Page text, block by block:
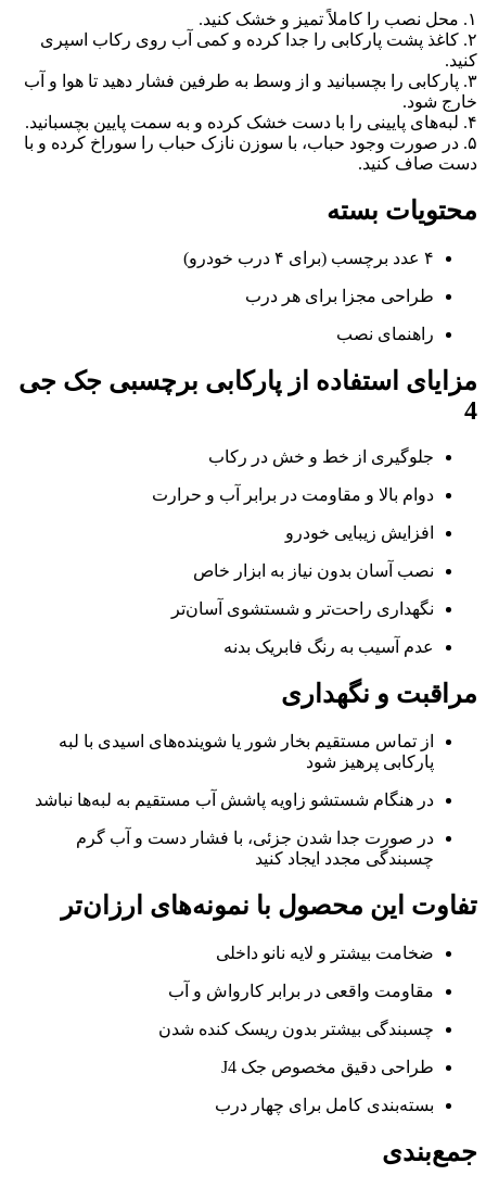
۱. محل نصب را کاملاً تمیز و خشک کنید.
۲. کاغذ پشت پارکابی را جدا کرده و کمی آب روی رکاب اسپری
کنید.
۳. پارکابی را بچسبانید و از وسط به طرفین فشار دهید تا هوا و آب
خارج شود.
۴. لبه‌های پایینی را با دست خشک کرده و به سمت پایین بچسبانید.
۵. در صورت وجود حباب، با سوزن نازک حباب را سوراخ کرده و با
دست صاف کنید.
محتویات بسته
۴ عدد برچسب (برای ۴ درب خودرو)
طراحی مجزا برای هر درب
راهنمای نصب
مزایای استفاده از پارکابی برچسبی جک جی
4
جلوگیری از خط و خش در رکاب
دوام بالا و مقاومت در برابر آب و حرارت
افزایش زیبایی خودرو
نصب آسان بدون نیاز به ابزار خاص
نگهداری راحت‌تر و شستشوی آسان‌تر
عدم آسیب به رنگ فابریک بدنه
مراقبت و نگهداری
از تماس مستقیم بخار شور یا شوینده‌های اسیدی با لبه
پارکابی پرهیز شود
در هنگام شستشو زاویه پاشش آب مستقیم به لبه‌ها نباشد
در صورت جدا شدن جزئی، با فشار دست و آب گرم
چسبندگی مجدد ایجاد کنید
تفاوت این محصول با نمونه‌های ارزان‌تر
ضخامت بیشتر و لایه نانو داخلی
مقاومت واقعی در برابر کارواش و آب
چسبندگی بیشتر بدون ریسک کنده شدن
طراحی دقیق مخصوص جک J4
بسته‌بندی کامل برای چهار درب
جمع‌بندی